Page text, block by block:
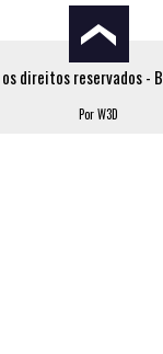
direitos reservados -
Por W3D